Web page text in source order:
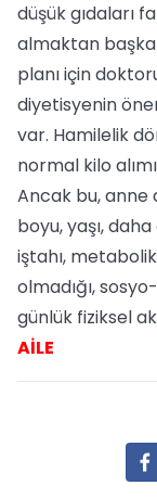
düşük gıdaları
almaktan
planı için
diyetisyenin
var. Hamilelik
normal kilo
Ancak bu, anne
boyu, yaşı,
iştahı,
olmadığı,
günlük fiziksel
AİLE